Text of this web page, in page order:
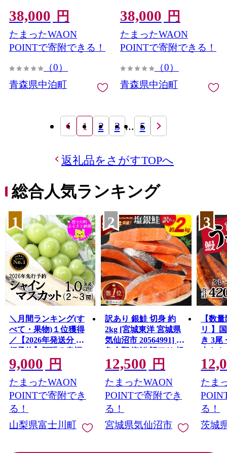
【長幸】 白米 米 お米 おこ
め コメ 精米 ご飯 ごはん
特A 小分け 青森県 中泊町
おすすめ F6N-315
38,000 円
たまったWAON
POINTで寄附できる！
（0）
青森県中泊町
【長幸】 白米 米 お米 おこ
め コメ 精米 ご飯 ごはん
特A 小分け 青森県 中泊町
おすすめ F6N-314
38,000 円
たまったWAON
POINTで寄附できる！
（0）
青森県中泊町
1 2 3 ... 5
返礼品をさがすTOPへ
総合人気ランキング
1
＼月間ランキング(す
べて・果物)１位獲得
／【2026年発送分 先
行予約】頬張る幸福
感 〜緑の宝石・ シ
ャインマスカット 〜
１ｋｇ以上（２〜３
房） フルーツ 山梨県
産 果物 くだもの シャ
イン マスカット ぶど
う ブドウ 葡萄 大粒 種
9,000 円
たまったWAON
POINTで寄附でき
る！
山梨県富士川町
2
訳あり 銀鮭 切身 約
2kg [宮城東洋 宮城県
気仙沼市 20564991] 鮭
魚介類 海鮮 訳アリ 規
格外 不揃い さけ サケ
鮭切身 シャケ 切り身
冷凍 家庭用 おかず 弁
当 支援 サーモン 銀鮭
切り身 魚 わけあり
12,500 円
たまったWAON
POINTで寄附でき
る！
宮城県気仙沼市
3
【数
リ 】
き 3尾
大き
レ・
鰻 ふ
な重
茨城
と納
たま
る！
茨城